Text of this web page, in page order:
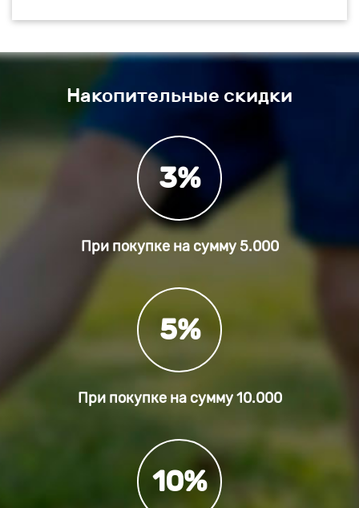
Накопительные скидки
3%
При покупке на сумму5.000
5%
При покупке на сумму10.000
10%